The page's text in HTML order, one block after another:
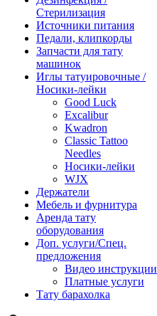
Стерилизация
Источники питания
Педали, клипкорды
Запчасти для тату
машинок
Иглы татуировочные /
Носики-лейки
Good Luck
Excalibur
Kwadron
Classic Tattoo
Needles
Носики-лейки
WJX
Держатели
Мебель и фурнитура
Аренда тату
оборудования
Доп. услуги/Спец.
предложения
Видео инструкции
Платные услуги
Тату барахолка